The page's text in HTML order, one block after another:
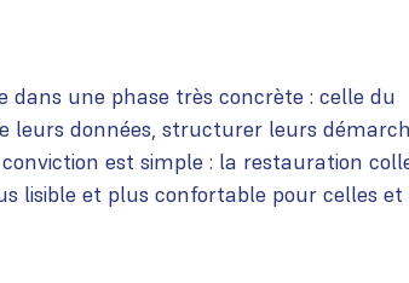
dans une phase très concrète : celle du
leurs données, structurer leurs
est simple : la restauration
lisible et plus confortable pour celles et